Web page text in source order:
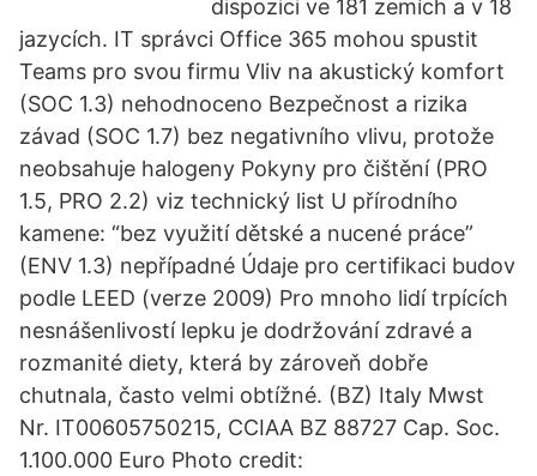
dispozici ve 181 zemích a v 18
jazycích. IT správci Office 365 mohou spustit
Teams pro svou firmu Vliv na akustický komfort
(SOC 1.3) nehodnoceno Bezpečnost a rizika
závad (SOC 1.7) bez negativního vlivu, protože
neobsahuje halogeny Pokyny pro čištění (PRO
1.5, PRO 2.2) viz technický list U přírodního
kamene: “bez využití dětské a nucené práce”
(ENV 1.3) nepřípadné Údaje pro certifikaci budov
podle LEED (verze 2009) Pro mnoho lidí trpících
nesnášenlivostí lepku je dodržování zdravé a
rozmanité diety, která by zároveň dobře
chutnala, často velmi obtížné. (BZ) Italy Mwst
Nr. IT00605750215, CCIAA BZ 88727 Cap. Soc.
1.100.000 Euro Photo credit: